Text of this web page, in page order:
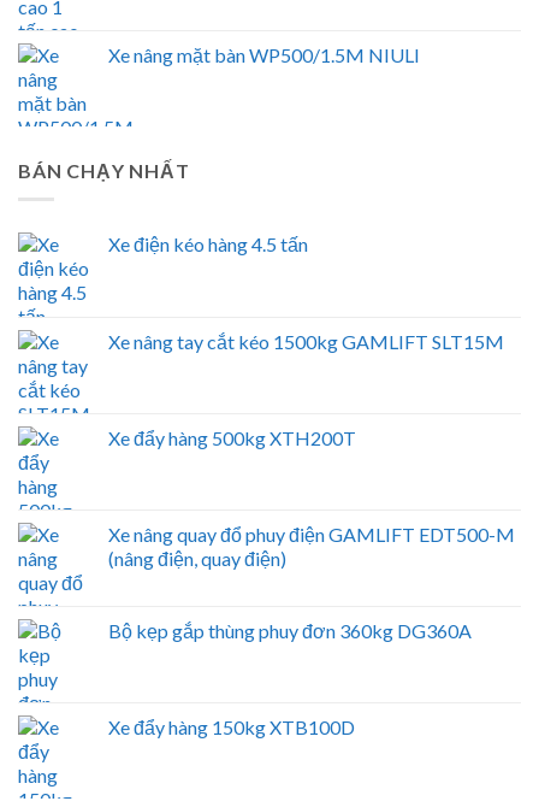
Xe nâng mặt bàn WP500/1.5M NIULI
BÁN CHẠY NHẤT
Xe điện kéo hàng 4.5 tấn
Xe nâng tay cắt kéo 1500kg GAMLIFT SLT15M
Xe đẩy hàng 500kg XTH200T
Xe nâng quay đổ phuy điện GAMLIFT EDT500-M
(nâng điện, quay điện)
Bộ kẹp gắp thùng phuy đơn 360kg DG360A
Xe đẩy hàng 150kg XTB100D